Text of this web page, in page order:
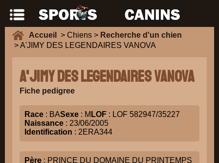
Accueil > Chiens > Recherche d'un chien
> A'JIMY DES LEGENDAIRES VANOVA
A'JIMY DES LEGENDAIRES VANOVA
Fiche pedigree
Race : BASexe : M LOF : LOF 582947/35227
Naissance : 23/06/2005
Identification : 2ERA344
Père : PRINCE DU DOMAINE DU PRINTEMPS